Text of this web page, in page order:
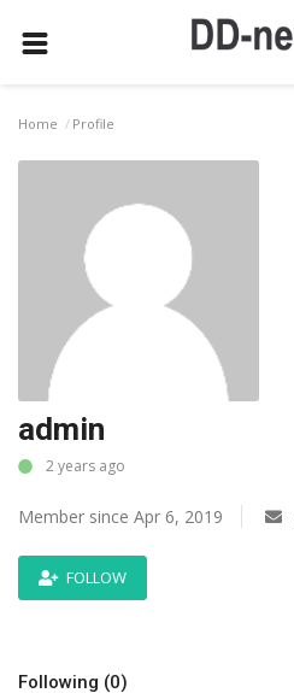
ИНТЕРНЕТ
МОБИЛЬНАЯ СВЯЗЬ
СОФТ
ИГРЫ
GALLERY
ТУРИЗМ
LOGIN
REGISTER
Home Profile
admin
2 years ago
Member since Apr 6, 2019
FOLLOW
Following (0)